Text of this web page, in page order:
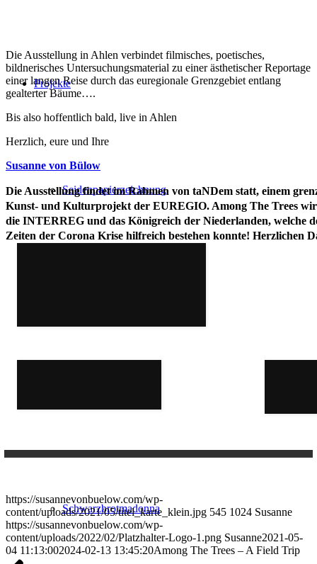
Projekte
Seidenpapierzeichnung
Schwarzbrotmadonna
Die Ausstellung in Ahlen verbindet filmisches, poetisches,
bildnerisches Untersuchungsmaterial zu einer ästhetischer Reportage
einer langen Reise durch das euregionale Grenzgebiet entlang
gealterter Bäume….
Bis also hoffentlich bald, live in Ahlen
Herzlich, eure und Ihre
Susanne von Bülow
Die Ausstellung findet im Rahmen von taNDem statt, einem
Kunst- und Kulturprojekt der EUREGIO. Among The Trees
die INTERREG und das Königreich der Niederlanden, welche
Zeiten der Corona Krise hilfreich bestehen konnte! Herzlichen
https://susannevonbuelow.com/wp-
content/uploads/2021/05/titel_karte_klein.jpg 545 1024 Susanne
https://susannevonbuelow.com/wp-
content/uploads/2022/02/Platzhalter-Logo-1.png Susanne2021-05-
04 11:13:002024-02-13 13:45:20Among The Trees – A Field Trip